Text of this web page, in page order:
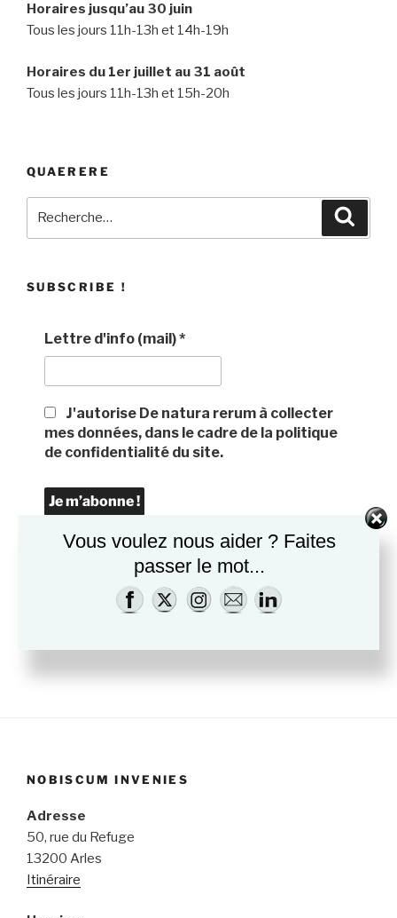
Horaires jusqu’au 30 juin
Tous les jours 11h-13h et 14h-19h
Horaires du 1er juillet au 31 août
Tous les jours 11h-13h et 15h-20h
QUAERERE
SUBSCRIBE !
Lettre d'info (mail)*
J'autorise De natura rerum à collecter
mes données, dans le cadre de la politique
de confidentialité du site.
N'oubliez pas de confirmer votre inscription
dans le mail que nous vous avons envoyé, et
qui est peut-être, malheureusement, dans les
NOBISCUM INVENIES
Adresse
50, rue du Refuge
13200 Arles
Itinéraire
Vous voulez nous aider ? Faites
passer le mot...